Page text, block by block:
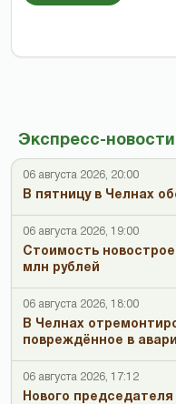
Экспресс-новости
06 августа 2026, 20:00
В пятницу в Челнах
06 августа 2026, 19:00
Стоимость
млн рублей
06 августа 2026, 18:00
В Челнах
повреждённое в
06 августа 2026, 17:12
Нового